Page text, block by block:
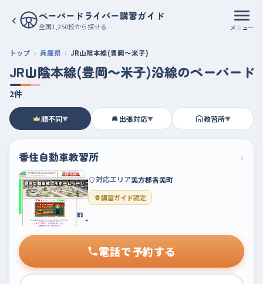
‹ ペーパードライバー講習ガイド
全国1,250校から探せる メニュー
トップ 兵庫県 JR山陰本線(豊岡～米子)
JR山陰本線(豊岡～米子)沿線のペーパード
2件
順不同▼ 出張対応▼ 教習所▼
香住自動車教習所 ›
対応エリア美方郡香美町
講習ガイド認定
電話で予約する